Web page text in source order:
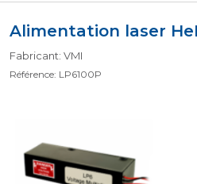
Alimentation laser
Fabricant: VMI
Référence: LP6100P